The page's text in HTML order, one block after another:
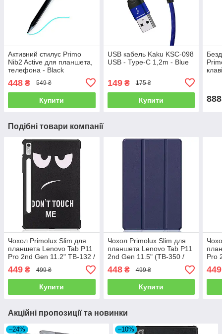
Активний стилус Primo
Nib2 Active для планшета,
телефона - Black
448 ₴ 549 ₴
Купити
USB кабель Kaku KSC-098
USB - Type-C 1,2m - Blue
149₴ 175 ₴
Купити 888
Подібні товари компанії
Чохол Primolux Slim для
планшета Lenovo Tab P11
Pro 2nd Gen 11.2" TB-132 /
TB-138 - Don`t Touch
449 ₴ 499 ₴
Купити
Чохол Primolux Slim для
планшета Lenovo Tab P11
2nd Gen 11.5" (TB-350 /
TB-355) - Dark Blue
448₴ 499 ₴
Купити
Pro
TB-
449
Акційні пропозиції та новинки
–24% –10%